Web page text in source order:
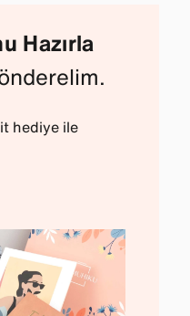
Hazırla
hediye ile